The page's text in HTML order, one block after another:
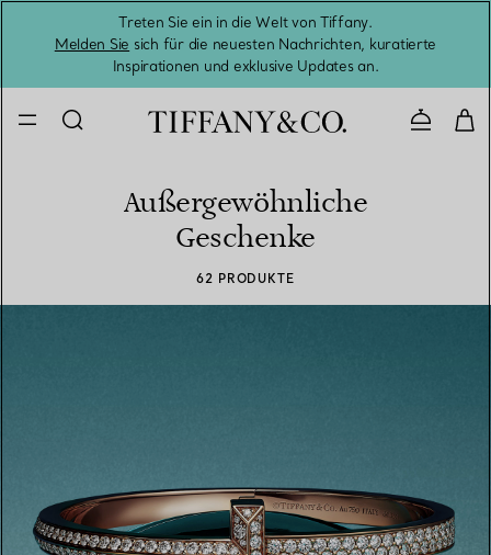
Treten Sie ein in die Welt von Tiffany.
Melden Sie sich für die neuesten Nachrichten, kuratierte
Inspirationen und exklusive Updates an.
Außergewöhnliche
Geschenke
62 PRODUKTE